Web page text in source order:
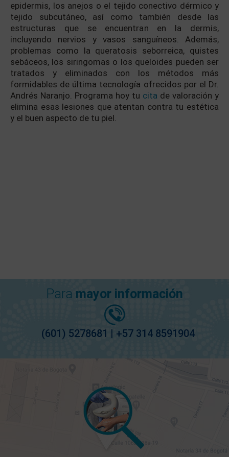
epidermis, los anejos o el tejido conectivo dérmico y
tejido subcutáneo, así como también desde las
estructuras que se encuentran en la dermis,
incluyendo nervios y vasos sanguíneos. Además,
problemas como la queratosis seborreica, quistes
sebáceos, los siringomas o los queloides pueden ser
tratados y eliminados con los métodos más
formidables de última tecnología ofrecidos por el Dr.
Andrés Naranjo. Programa hoy tu cita de valoración y
elimina esas lesiones que atentan contra tu estética
y el buen aspecto de tu piel.
Para mayor información
(601) 5278681 | +57 314 8591904